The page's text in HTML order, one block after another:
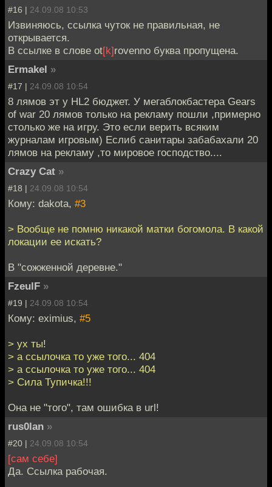
#16 | 24.09.08 10:53
Извиняюсь, ссылка чуток не правильная, не
открывается.
В ссылке в слове ot[k]rovenno буква пропущена.
Ermakel »
#17 | 24.09.08 10:54
8 лямов эт у HL2 бюджет. У мегаблокбастера Gears
of war 20 лямов только на рекламу пошли ,примерно
столько же на игру. Это если верить всяким
журналам игровым) Еслиб санитары забабахали 20
лямов на рекламу ,то мировое господство....
Crazy Cat »
#18 | 24.09.08 10:54
Кому: dakota, #3
> Вообще не помню никакой матки богомола. В какой
локации ее искать?
В "сожженной деревне."
FzeulF »
#19 | 24.09.08 10:54
Кому: eximius, #5
> ух ты!
> а ссылочка то уже того... 404
> а ссылочка то уже того... 404
> Сила Тупичка!!!
Она не "того", там ошибка в url!
rus0lan »
#20 | 24.09.08 10:54
[сам себе]
Да. Ссылка рабочая.